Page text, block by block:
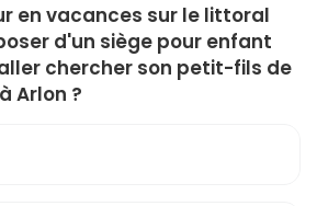
en vacances sur le littoral
d'un siège pour enfant
chercher son petit-fils de
Arlon ?